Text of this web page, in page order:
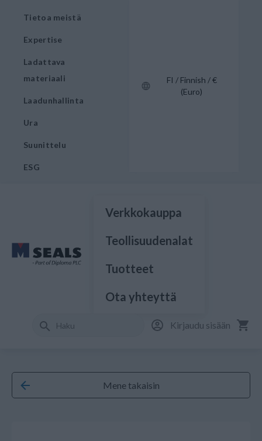
Tietoa meistä
Expertise
Ladattava
materiaali
Laadunhallinta
Ura
Suunittelu
ESG
FI / Finnish / €
(Euro)
Verkkokauppa
Teollisuudenalat
Tuotteet
Ota yhteyttä
Kirjaudu sisään
Mene takaisin